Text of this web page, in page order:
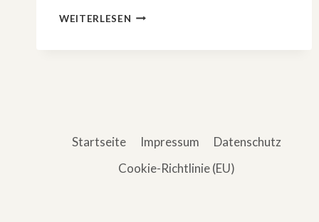
WEITERLESEN »TATORT«
Startseite Impressum
Datenschutz
Cookie-Richtlinie (EU)